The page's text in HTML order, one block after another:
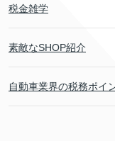
税金雑学
素敵なSHOP紹介
自動車業界の税務ポイ